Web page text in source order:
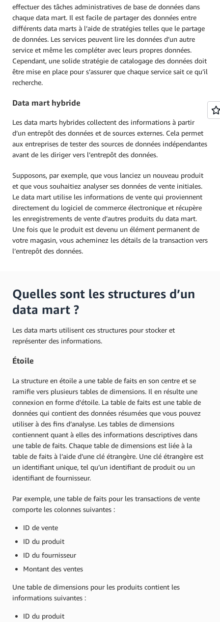
effectuer des tâches administratives de base de données dans
chaque data mart. Il est facile de partager des données entre
différents data marts à l’aide de stratégies telles que le partage
de données. Les services peuvent lire les données d’un autre
service et même les compléter avec leurs propres données.
Cependant, une solide stratégie de catalogage des données doit
être mise en place pour s’assurer que chaque service sait ce qu’il
recherche.
Data mart hybride
Les data marts hybrides collectent des informations à partir
d’un entrepôt des données et de sources externes. Cela permet
aux entreprises de tester des sources de données indépendantes
avant de les diriger vers l’entrepôt des données.
Supposons, par exemple, que vous lanciez un nouveau produit
et que vous souhaitiez analyser ses données de vente initiales.
Le data mart utilise les informations de vente qui proviennent
directement du logiciel de commerce électronique et récupère
les enregistrements de vente d’autres produits du data mart.
Une fois que le produit est devenu un élément permanent de
votre magasin, vous acheminez les détails de la transaction vers
l’entrepôt des données.
Quelles sont les structures d’un
data mart ?
Les data marts utilisent ces structures pour stocker et
représenter des informations.
Étoile
La structure en étoile a une table de faits en son centre et se
ramifie vers plusieurs tables de dimensions. Il en résulte une
connexion en forme d’étoile. La table de faits est une table de
données qui contient des données résumées que vous pouvez
utiliser à des fins d’analyse. Les tables de dimensions
contiennent quant à elles des informations descriptives dans
une table de faits. Chaque table de dimensions est liée à la
table de faits à l’aide d’une clé étrangère. Une clé étrangère est
un identifiant unique, tel qu’un identifiant de produit ou un
identifiant de fournisseur.
Par exemple, une table de faits pour les transactions de vente
comporte les colonnes suivantes :
ID de vente
ID du produit
ID du fournisseur
Montant des ventes
Une table de dimensions pour les produits contient les
informations suivantes :
ID du produit